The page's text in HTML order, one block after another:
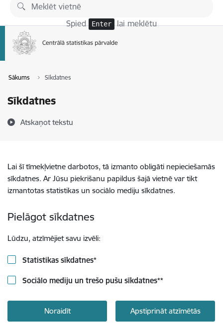
Pāriet uz lapas saturu
Spied Enter lai meklētu
Sākums Sīkdatnes
Sīkdatnes
Atskaņot tekstu
Lai šī tīmekļvietne darbotos, tā izmanto obligāti nepieciešamās
sīkdatnes. Ar Jūsu piekrišanu papildus šajā vietnē var tikt
izmantotas statistikas un sociālo mediju sīkdatnes.
Pielāgot sīkdatnes
Lūdzu, atzīmējiet savu izvēli:
Statistikas sīkdatnes*
Sociālo mediju un trešo pušu sīkdatnes**
Noraidīt Apstiprināt atzīmētās